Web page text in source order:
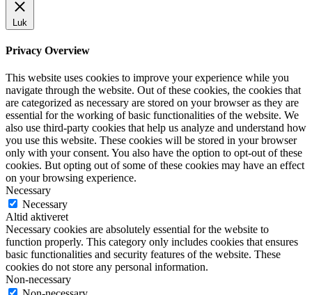
Luk
Privacy Overview
This website uses cookies to improve your experience while you
navigate through the website. Out of these cookies, the cookies that
are categorized as necessary are stored on your browser as they are
essential for the working of basic functionalities of the website. We
also use third-party cookies that help us analyze and understand how
you use this website. These cookies will be stored in your browser
only with your consent. You also have the option to opt-out of these
cookies. But opting out of some of these cookies may have an effect
on your browsing experience.
Necessary
Necessary
Altid aktiveret
Necessary cookies are absolutely essential for the website to
function properly. This category only includes cookies that ensures
basic functionalities and security features of the website. These
cookies do not store any personal information.
Non-necessary